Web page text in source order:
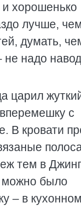
и хорошенько
лучше,
думать,
не надо
царил
с
В кровати
тем в
можно было
– в